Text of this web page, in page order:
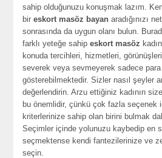
sahip olduğunuzu konuşmak lazım.
bireskort masöz bayan aradığınızı
sonrasında da uygun olanı bulun.
farklı yeteğe sahipeskort masöz
konuda tercihleri, hizmetleri,
severek veya sevmeyerek sadece para
gösterebilmektedir. Sizler nasıl şeyler
değerlendirin. Arzu ettiğiniz kadının
bu önemlidir, çünkü çok fazla seçenek
kriterlerinize sahip olan birini bulmak
Seçimler içinde yolunuzu kaybedip en
seçmektense kendi fantezilerinize ve
seçin.